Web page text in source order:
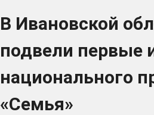
В Ивановской
подвели первые
национального
«Семья»